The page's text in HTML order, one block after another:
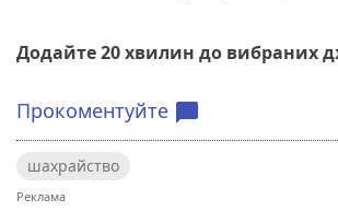
Додайте 20 хвилин до вибраних
Прокоментуйте chat_bubble
шахрайство